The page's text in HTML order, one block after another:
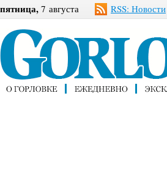
пятница, 7 августа RSS: Новости